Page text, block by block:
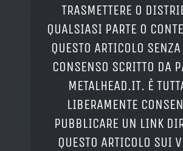
TRASMETTERE O
QUALSIASI PARTE O
QUESTO ARTICOLO
CONSENSO SCRITTO DA
METALHEAD.IT. È
LIBERAMENTE
PUBBLICARE UN LINK
QUESTO ARTICOLO SUI